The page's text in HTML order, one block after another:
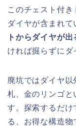
このチェスト付
ダイヤが含まれて
トからダイヤが
ければ掘らずにダ
廃坑ではダイヤ以
札、金のリンゴと
す。探索するだけ
る、お得な構造物